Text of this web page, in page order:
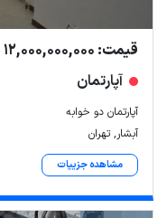
قیمت: 12,000,000,000 تومان
آپارتمان
آپارتمان دو خوابه
آبشار, تهران
مشاهده جزییات